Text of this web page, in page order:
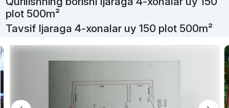
plot 500m²
Tavsif Ijaraga 4-xonalar uy 150 plot 500m²